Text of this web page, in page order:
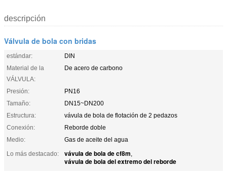
descripción
Válvula de bola con bridas
estándar:
DIN
Material de la
VÁLVULA:
De acero de carbono
Presión:
PN16
Tamaño:
DN15~DN200
Estructura:
vávula de bola de flotación de 2 pedazos
Conexión:
Reborde doble
Medio:
Gas de aceite del agua
Lo más destacado:
vávula de bola de cf8m,
vávula de bola del extremo del reborde